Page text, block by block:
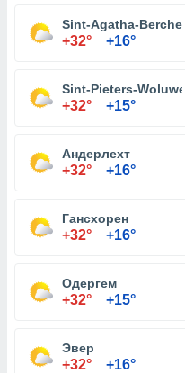
Sint-Agatha-Berchem
+32° +16°
Sint-Pieters-Woluwe
+32° +15°
Андерлехт
+32° +16°
Гансхорен
+32° +16°
Одергем
+32° +15°
Эвер
+32° +16°